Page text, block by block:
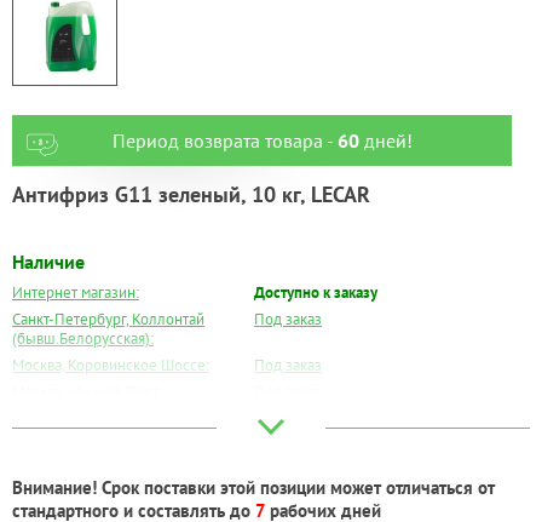
Период возврата товара - 60дней!
Антифриз G11 зеленый, 10 кг, LECAR
Наличие
Интернет магазин:
Доступно к заказу
Санкт-Петербург, Коллонтай
(бывш.Белорусская):
Под заказ
Москва, Коровинское Шоссе:
Под заказ
Под заказ
Самара:
Под заказ
Внимание! Срок поставки этой позиции может отличаться от
стандартного и составлять до 7 рабочих дней